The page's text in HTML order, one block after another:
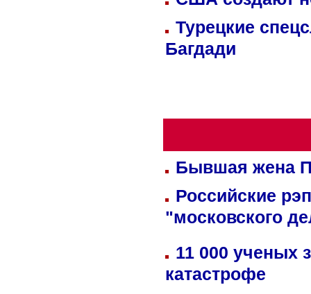
Турецкие
Багдади
Бывшая жена
Российские
"московского
11 000 ученых
катастрофе